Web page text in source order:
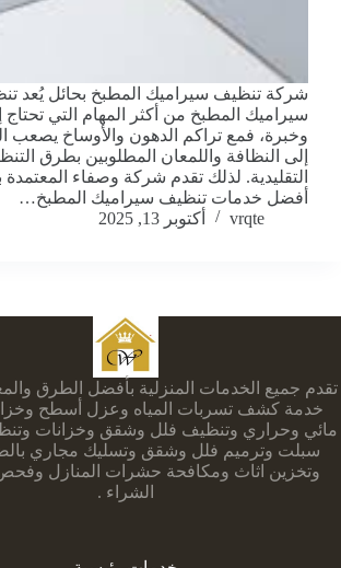
شركة تنظيف سيراميك المطبخ بحائل يُعد
سيراميك المطبخ من أكثر المهام التي تحتاج
وخبرة، فمع تراكم الدهون والأوساخ يصعب
إلى النظافة واللمعان المطلوبين بطرق
التقليدية. لذلك تقدم شركة وصفاء المعتمدة
أفضل خدمات تنظيف سيراميك المطبخ…
vrqte
أكتوبر 13, 2025
تقدم جميع الخدمات المنزلية بأفضل الطرق
خدمة كشف تسربات المياه وعزل أسطح
مائي وحراري وتنظيف فلل وشقق وخزانات
سبلت وترميم فلل وشقق وتسليك مجاري
وتخزين اثاث ومكافحة حشرات المنازل
الشراء .